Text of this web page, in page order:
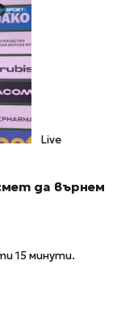
Live
да върнем
15 минути.